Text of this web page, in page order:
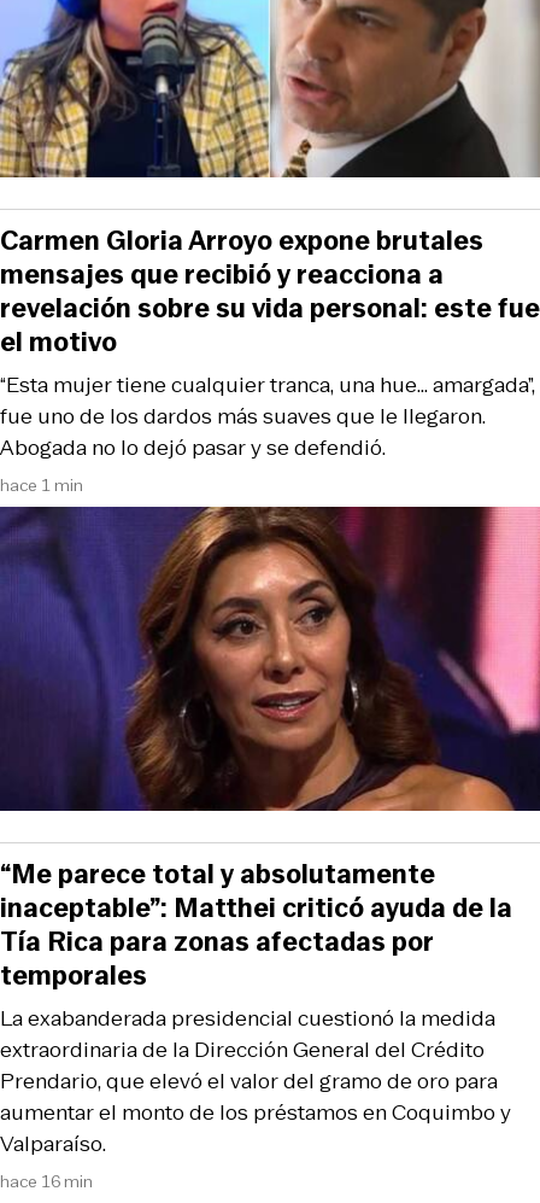
hace 1 min
“Esta mujer tiene cualquier tranca, una hue... amargada”,
fue uno de los dardos más suaves que le llegaron.
Abogada no lo dejó pasar y se defendió.
Carmen Gloria Arroyo expone brutales
mensajes que recibió y reacciona a
revelación sobre su vida personal: este fue
el motivo
hace 16 min
La exabanderada presidencial cuestionó la medida
extraordinaria de la Dirección General del Crédito
Prendario, que elevó el valor del gramo de oro para
aumentar el monto de los préstamos en Coquimbo y
Valparaíso.
“Me parece total y absolutamente
inaceptable”: Matthei criticó ayuda de la
Tía Rica para zonas afectadas por
temporales